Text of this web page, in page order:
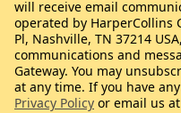
will receive email
operated by HarperCollins
Pl, Nashville, TN 37214
communications and
Gateway. You may
at any time. If you have
Privacy Policy or email us at